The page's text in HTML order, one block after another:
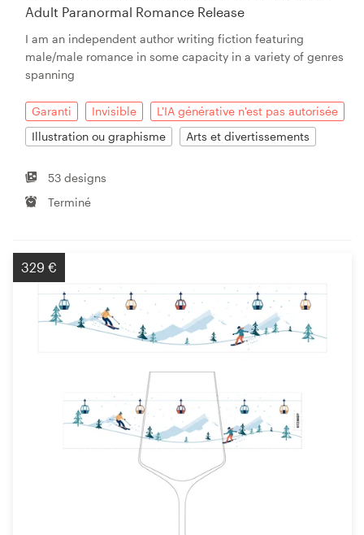
Adult Paranormal Romance Release
I am an independent author writing fiction featuring
male/male romance in some capacity in a variety of genres
spanning
Garanti Invisible
L'IA générative n'est pas autorisée
Illustration ou graphisme
Arts et divertissements
53 designs
Terminé
329 €